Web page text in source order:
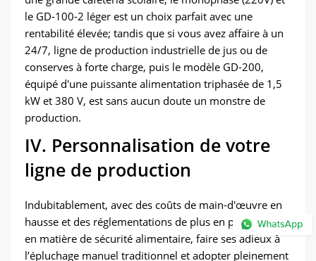
le GD-100-2 léger est un choix parfait avec une
rentabilité élevée; tandis que si vous avez affaire à un
24/7, ligne de production industrielle de jus ou de
conserves à forte charge, puis le modèle GD-200,
équipé d'une puissante alimentation triphasée de 1,5
kW et 380 V, est sans aucun doute un monstre de
production.
IV. Personnalisation de votre
ligne de production
Indubitablement, avec des coûts de main-d'œuvre en
hausse et des réglementations de plus en plus strictes
en matière de sécurité alimentaire, faire ses adieux à
l’épluchage manuel traditionnel et adopter pleinement